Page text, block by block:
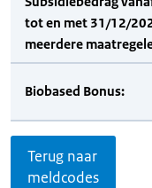
tot en met 31/12/
meerdere
Biobased Bonus:
Terug naar
meldcodes